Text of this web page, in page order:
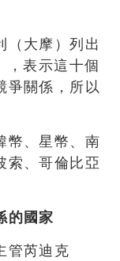
（大摩）列出
表示這十個
爭關係，所以
幣、星幣、南
索、哥倫比亞
的國家
管芮迪克